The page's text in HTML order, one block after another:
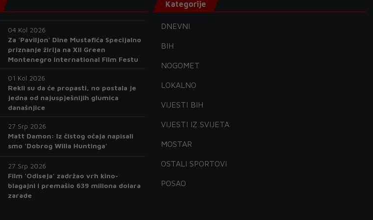
04 Kol 2026
Za 'Paviljon' Dine Mustafića Specijalno
priznanje žirija na XII Green
Montenegro International Film Festu
01 Kol 2026
Rekli su da će propasti, no postala je
jedna od najuspješnijih glumica
današnjice
27 Srp 2026
Matt Damon: Iz čistog očaja napisali
smo 'Dobrog Willa Huntinga'
27 Srp 2026
Film 'Odiseja' zadržao vrh kino-
blagajni i premašio 639 miliona dolara
zarade
Kategorije
DNEVNI
BIH
NOGOMET
LOKALNO
VIJESTI BIH
VIJESTI IZ SVIJETA
MOSTAR
OSTALI SPORTOVI
POSAO